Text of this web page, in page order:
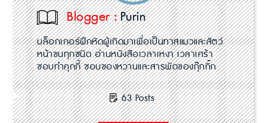
Blogger :Purin
บล็อกเกอร์ฝึกหัดผู้เกิดมาเพื่อเป็นทาสแมวและสัตว์
หน้าขนทุกชนิด อ่านหนังสือเวลาเหงา เวลาเศร้า
ชอบทำคุกกี้ ชอบของหวานและสารพัดของกุ๊กกิ๊ก
63 Posts